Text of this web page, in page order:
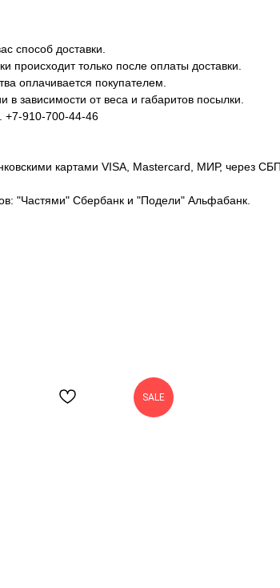
способ доставки.
происходит только после оплаты доставки.
оплачивается покупателем.
зависимости от веса и габаритов посылки.
+7-910-700-44-46
картами VISA, Mastercard, МИР, через
"Частями" Сбербанк и "Подели" Альфабанк.
SALE